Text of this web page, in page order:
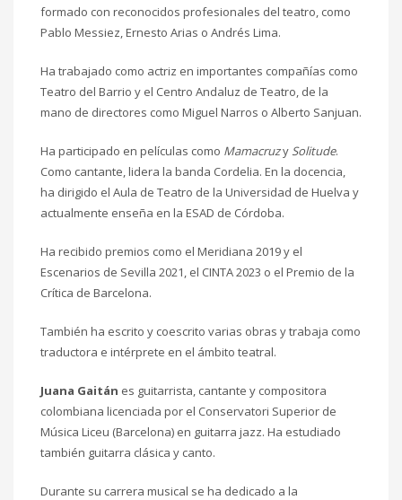
formado con reconocidos profesionales del teatro, como
Pablo Messiez, Ernesto Arias o Andrés Lima.
Ha trabajado como actriz en importantes compañías como
Teatro del Barrio y el Centro Andaluz de Teatro, de la
mano de directores como Miguel Narros o Alberto Sanjuan.
Ha participado en películas como Mamacruzy Solitude.
Como cantante, lidera la banda Cordelia. En la docencia,
ha dirigido el Aula de Teatro de la Universidad de Huelva y
actualmente enseña en la ESAD de Córdoba.
Ha recibido premios como el Meridiana 2019 y el
Escenarios de Sevilla 2021, el CINTA 2023 o el Premio de la
Crítica de Barcelona.
También ha escrito y coescrito varias obras y trabaja como
traductora e intérprete en el ámbito teatral.
Juana Gaitán es guitarrista, cantante y compositora
colombiana licenciada por el Conservatori Superior de
Música Liceu (Barcelona) en guitarra jazz. Ha estudiado
también guitarra clásica y canto.
Durante su carrera musical se ha dedicado a la